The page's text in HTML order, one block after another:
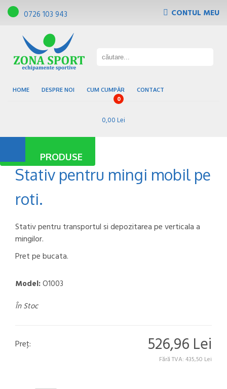
0726 103 943 CONTUL MEU
HOME DESPRE NOI CUM CUMPĂR CONTACT
0
0,00 Lei
PRODUSE
Pardoseli sportive
Stativ pentru mingi mobil pe
roti.
Stativ pentru transportul si depozitarea pe verticala a
mingilor.
Pret pe bucata.
Model:O1003
În Stoc
Preţ: 526,96 Lei
Fără TVA: 435,50 Lei